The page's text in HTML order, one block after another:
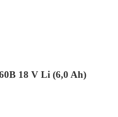
18 V Li (6,0 Ah)